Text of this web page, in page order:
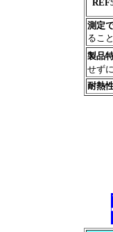
測定
るこ
製品
せず
耐熱